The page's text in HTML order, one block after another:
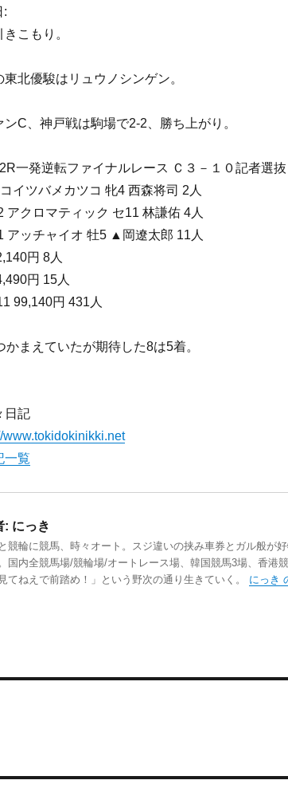
:
こもり。
東北優駿はリュウノシンゲン。
ンC、神戸戦は駒場で2-2、勝ち上がり。
一発逆転ファイナルレース Ｃ３－１０記者選
イツバメカツコ 牝4 西森将司 2人
アクロマティック セ11 林謙佑 4人
アッチャイオ 牡5 ▲岡遼太郎 11人
円 8人
円 15人
99,140円 431人
かまえていたが期待した8は5着。
日記
www.tokidokinikki.net
一覧
: にっき
競輪に競馬、時々オート。スジ違いの挟み車券とガル般が
国内全競馬場/競輪場/オートレース場、韓国競馬3場、香港
てねえで前踏め！」という野次の通り生きていく。 にっき